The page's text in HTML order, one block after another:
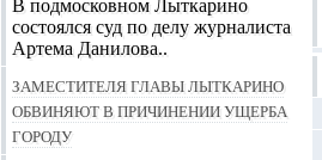
В подмосковном Лыткарино
состоялся суд по делу журналиста
Артема Данилова..
Заместителя главы Лыткарино
обвиняют в причинении ущерба
городу